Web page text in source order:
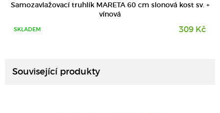
Samozavlažovací truhlík MARETA 60 cm slonová kost sv. +
vínová
SKLADEM 309 Kč
Související produkty